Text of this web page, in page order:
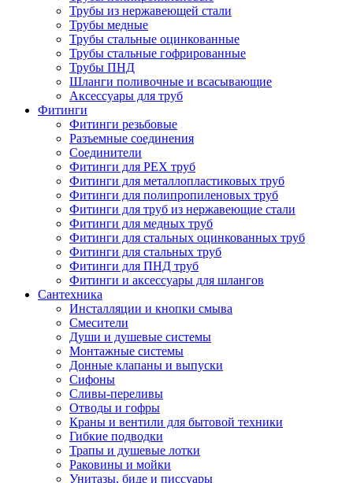
Трубы из нержавеющей стали
Трубы медные
Трубы стальные оцинкованные
Трубы стальные гофрированные
Трубы ПНД
Шланги поливочные и всасывающие
Аксессуары для труб
Фитинги
Фитинги резьбовые
Разъемные соединения
Соединители
Фитинги для PEX труб
Фитинги для металлопластиковых труб
Фитинги для полипропиленовых труб
Фитинги для труб из нержавеющие стали
Фитинги для медных труб
Фитинги для стальных оцинкованных труб
Фитинги для стальных труб
Фитинги для ПНД труб
Фитинги и аксессуары для шлангов
Сантехника
Инсталляции и кнопки смыва
Смесители
Души и душевые системы
Монтажные системы
Донные клапаны и выпуски
Сифоны
Сливы-переливы
Отводы и гофры
Краны и вентили для бытовой техники
Гибкие подводки
Трапы и душевые лотки
Раковины и мойки
Унитазы, биде и писсуары